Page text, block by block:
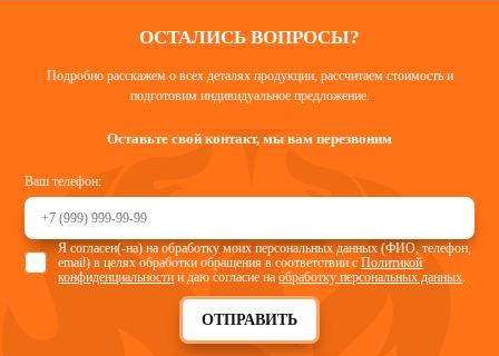
ОСТАЛИСЬ ВОПРОСЫ?
Подробно расскажем о всех деталях продукции, рассчитаем стоимость и
подготовим индивидуальное предложение.
Оставьте свой контакт, мы вам перезвоним
Ваш телефон:
ОТПРАВИТЬ
Я согласен(-на) на обработку моих персональных данных (ФИО, телефон,
email) в целях обработки обращения в соответствии сПолитикой
конфиденциальности и даю согласие наобработку персональных данных